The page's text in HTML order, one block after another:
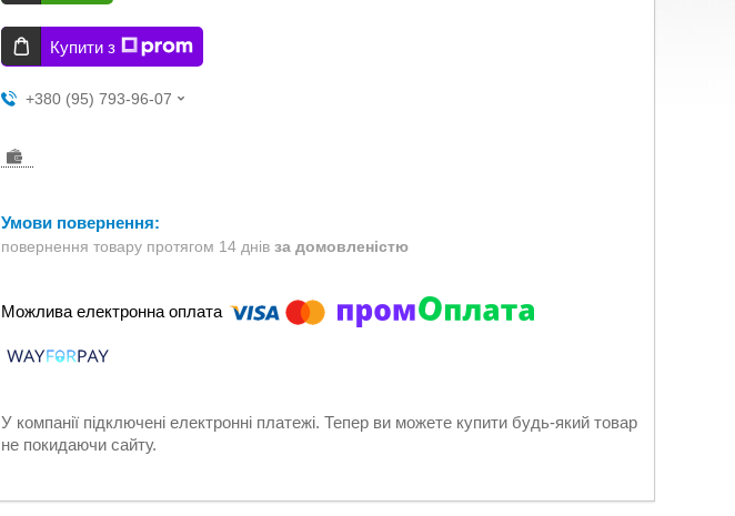
Купити з
+380 (95) 793-96-07
повернення товару протягом 14 днів за домовленістю
У компанії підключені електронні платежі. Тепер ви можете купити будь-який товар
не покидаючи сайту.